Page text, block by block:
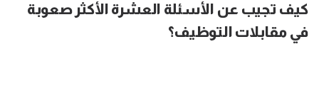
كيف تجيب عن الأسئلة العشرة الأكثر صعوبة
في مقابلات التوظيف؟